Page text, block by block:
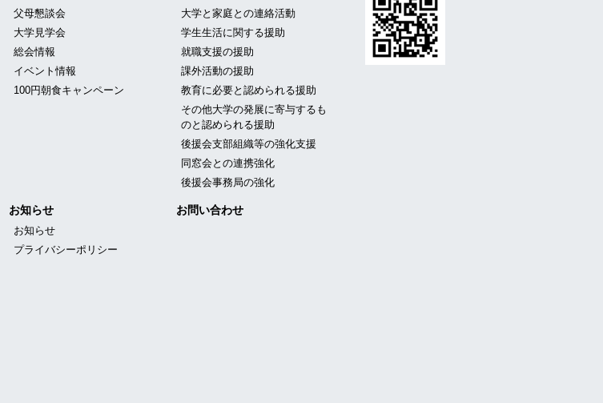
父母懇談会
大学見学会
総会情報
イベント情報
100円朝食キャンペーン
大学と家庭との連絡活動
学生生活に関する援助
就職支援の援助
課外活動の援助
教育に必要と認められる援助
その他大学の発展に寄与するも
のと認められる援助
後援会支部組織等の強化支援
同窓会との連携強化
後援会事務局の強化
お知らせ
お知らせ
プライバシーポリシー
お問い合わせ